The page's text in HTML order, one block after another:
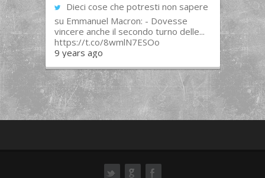
Dieci cose che potresti non sapere
su Emmanuel Macron: - Dovesse
vincere anche il secondo turno delle...
https://t.co/8wmlN7ESOo
9 years ago